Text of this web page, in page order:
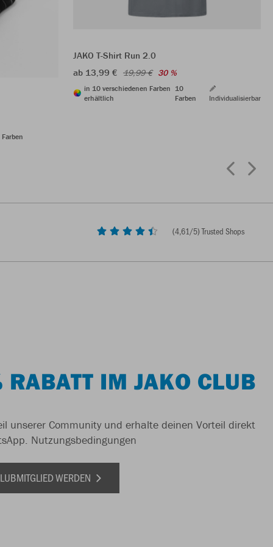
JAKO T-Shirt Run 2.0
ab 13,99 € 19,99 € 30 %
in 10 verschiedenen Farben
erhältlich
10
Farben
Individualisierbar
(4,61/5) Trusted Shops
RABATT IM JAKO CLUB
unserer Community und erhalte deinen Vorteil direkt
Nutzungsbedingungen
WERDEN